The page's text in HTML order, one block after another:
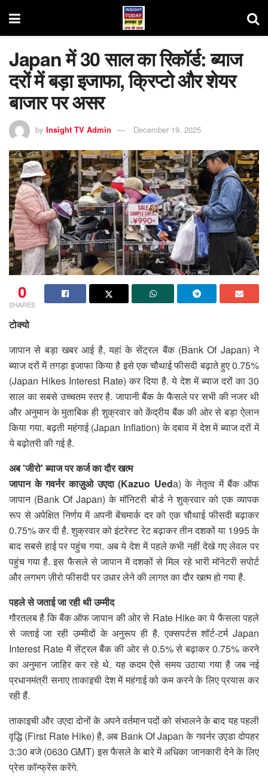
Japan में 30 साल का रिकॉर्ड: ब्याज
दरों में बड़ा इजाफा, क्रिप्टो और शेयर
बाजार पर असर
by Insight TV Admin December 19, 2025
0
SHARES
टोक्यो
जापान से बड़ा खबर आई है, यहां के सेंट्रल बैंक (Bank Of Japan) ने
ब्याज दरों में तगड़ा इजाफा किया है इसे एक चौथाई फीसदी बढ़ाते हुए 0.75%
(Japan Hikes Interest Rate) कर दिया है. ये देश में ब्याज दरों का 30
साल का सबसे उच्चतम स्तर है. जापानी बैंक के फैसले पर सभी की नजर थी
और अनुमान के मुताबिक ही शुक्रवार को केंद्रीय बैंक की ओर से बड़ा ऐलान
किया गया. बढ़ती महंगाई (Japan Inflation) के दबाव में देश में ब्याज दरों में
ये बढ़ोतरी की गई है.
अब 'जीरो' ब्याज पर कर्ज का दौर खत्म
जापान के गवर्नर काज़ुओ उएदा (Kazuo Ueda) के नेतृत्व में बैंक ऑफ
जापान (Bank Of Japan) के मॉनिटरी बोर्ड ने शुक्रवार को एक व्यापक
रूप से अपेक्षित निर्णय में अपनी बेंचमार्क दर को एक चौथाई फीसदी बढ़ाकर
0.75% कर दी है. शुक्रवार को इंटरेस्ट रेट बढ़ाकर तीन दशकों या 1995 के
बाद सबसे हाई पर पहुंच गया. अब ये देश में पहले कभी नहीं देखे गए लेवल पर
पहुंच गया है. इस फैसले से जापान में दशकों से मिल रहे भारी मॉनेटरी सपोर्ट
और लगभग ज़ीरो फीसदी पर उधार लेने की लागत का दौर खत्म हो गया है.
पहले से जताई जा रही थी उम्मीद
गौरतलब है कि बैंक ऑफ जापान की ओर से Rate Hike का ये फैसला पहले
से जताई जा रही उम्मीदों के अनुरूप ही है. एक्सपर्टस शॉर्ट-टर्म Japan
Interest Rate में सेंट्रल बैंक की ओर से 0.5% से बढ़ाकर 0.75% करने
का अनुमान जाहिर कर रहे थे. यह कदम ऐसे समय उठाया गया है जब नई
प्रधानमंत्री सनाए ताकाइची देश में महंगाई को कम करने के लिए प्रयास कर
रही हैं.
ताकाइची और उएदा दोनों के अपने वर्तमान पदों को संभालने के बाद यह पहली
वृद्धि (First Rate Hike) है, अब Bank Of Japan के गवर्नर उएडा दोपहर
3:30 बजे (0630 GMT) इस फैसले के बारे में अधिका जानकारी देने के लिए
प्रेस कॉन्फ्रेंस करेंगे.